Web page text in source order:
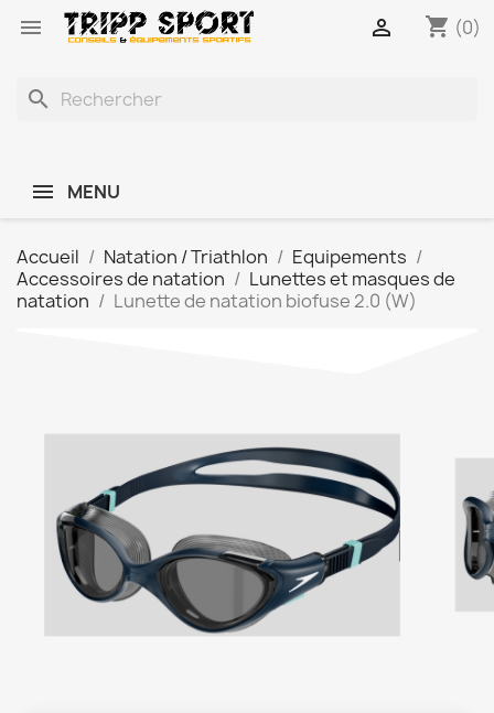
 shopping_cart (0)

search
MENU
Accueil Natation / Triathlon
Equipements
Accessoires de natation
Lunettes et masques de
natation
Lunette de natation biofuse 2.0 (W)